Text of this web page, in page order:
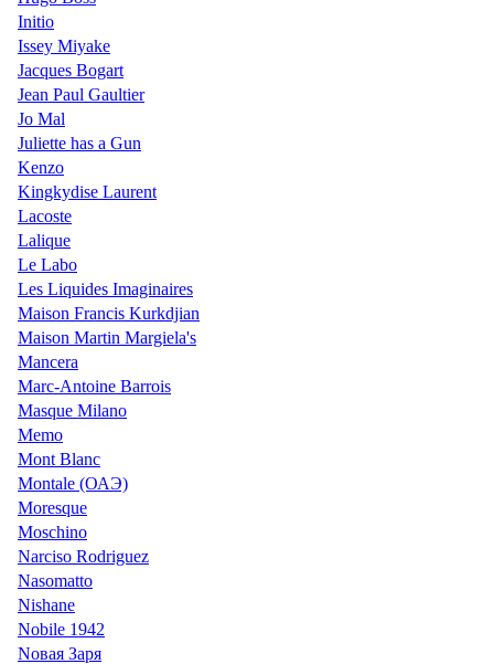
Initio
Issey Miyake
Jacques Bogart
Jean Paul Gaultier
Jo Mal
Juliette has a Gun
Kenzo
Kingkydise Laurent
Lacoste
Lalique
Le Labo
Les Liquides Imaginaires
Maison Francis Kurkdjian
Maison Martin Margiela's
Mancera
Marc-Antoine Barrois
Masque Milano
Memo
Mont Blanc
Montale (ОАЭ)
Moresque
Moschino
Narciso Rodriguez
Nasomatto
Nishane
Nobile 1942
Nовая Заря